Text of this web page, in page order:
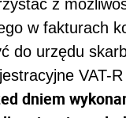
z
w fakturach
do urzędu
VAT-R
dniem